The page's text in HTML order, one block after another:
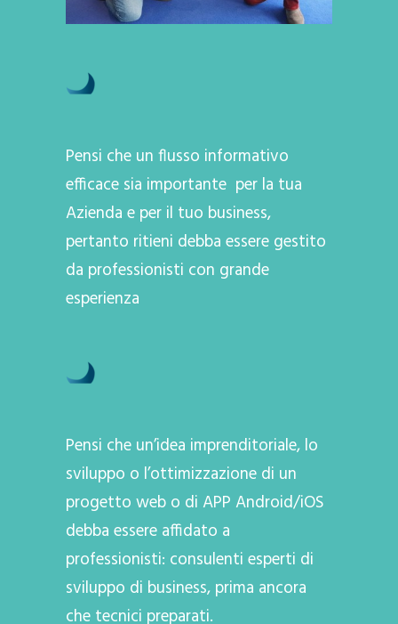
Pensi che un flusso informativo
efficace sia importante per la tua
Azienda e per il tuo business,
pertanto ritieni debba essere gestito
da professionisti con grande
esperienza
Pensi che un’idea imprenditoriale, lo
sviluppo o l’ottimizzazione di un
progetto web o di APP Android/iOS
debba essere affidato a
professionisti: consulenti esperti di
sviluppo di business, prima ancora
che tecnici preparati.